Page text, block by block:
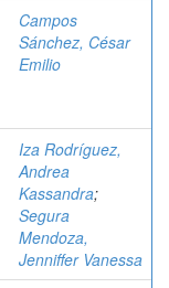
Campos
Sánchez, César
Emilio
Iza Rodríguez,
Andrea
Kassandra;
Segura
Mendoza,
Jenniffer Vanessa